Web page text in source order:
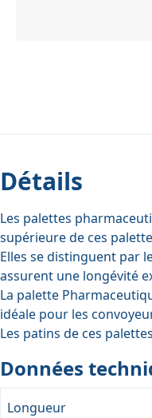
Détails
Les palettes
supérieure de ces
Elles se distinguent par
assurent une longévité
La palette
idéale pour les
Les patins de ces
Données
Longueur